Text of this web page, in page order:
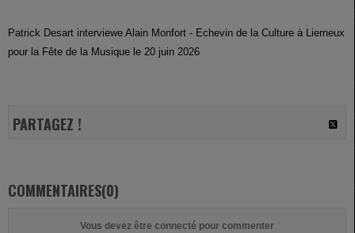
Patrick Desart interviewe Alain Monfort - Echevin de la Culture à Lierneux
pour la Fête de la Musique le 20 juin 2026
PARTAGEZ !
COMMENTAIRES(0)
Vous devez être connecté pour commenter